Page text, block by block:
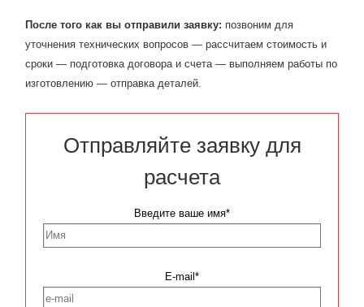
После того как вы отправили заявку: позвоним для
уточнения технических вопросов — рассчитаем стоимость и
сроки — подготовка договора и счета — выполняем работы по
изготовлению — отправка деталей.
Отправляйте заявку для
расчета
Введите ваше имя*
E-mail*